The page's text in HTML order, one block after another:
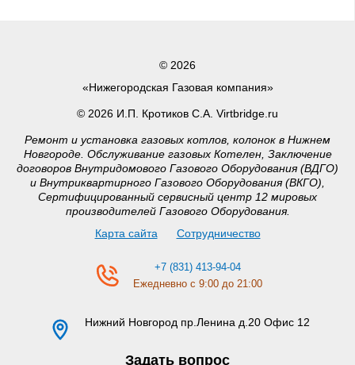
© 2026
«Нижегородская Газовая компания»
© 2026 И.П. Кротиков С.А. Virtbridge.ru
Ремонт и установка газовых котлов, колонок в Нижнем
Новгороде. Обслуживание газовых Котелен, Заключение
договоров Внутридомового Газового Оборудования (ВДГО)
и Внутриквартирного Газового Оборудования (ВКГО),
Сертифицированный сервисный центр 12 мировых
производителей Газового Оборудования.
Карта сайта
Сотрудничество
+7 (831) 413-94-04
Ежедневно с 9:00 до 21:00
Нижний Новгород пр.Ленина д.20 Офис 12
Задать вопрос